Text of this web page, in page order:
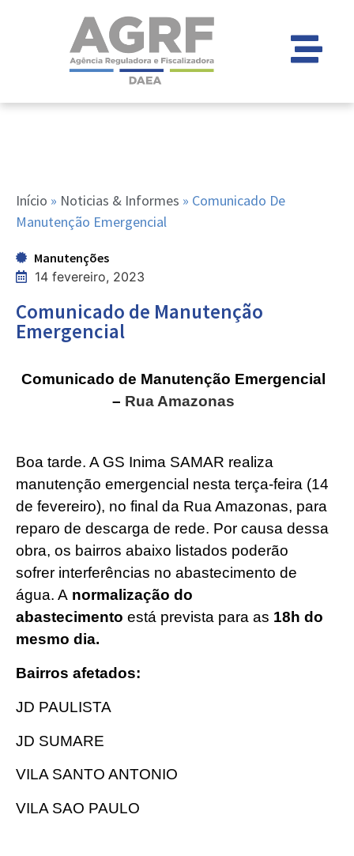
Início » Noticias & Informes » Comunicado De
Manutenção Emergencial
Manutenções
14 fevereiro, 2023
Comunicado de Manutenção
Emergencial
Comunicado de Manutenção Emergencial
– Rua Amazonas
Boa tarde. A GS Inima SAMAR realiza
manutenção emergencial nesta terça-feira (14
de fevereiro), no final da Rua Amazonas, para
reparo de descarga de rede. Por causa dessa
obra, os bairros abaixo listados poderão
sofrer interferências no abastecimento de
água. A normalização do
abastecimento está prevista para as 18h do
mesmo dia.
Bairros afetados:
JD PAULISTA
JD SUMARE
VILA SANTO ANTONIO
VILA SAO PAULO